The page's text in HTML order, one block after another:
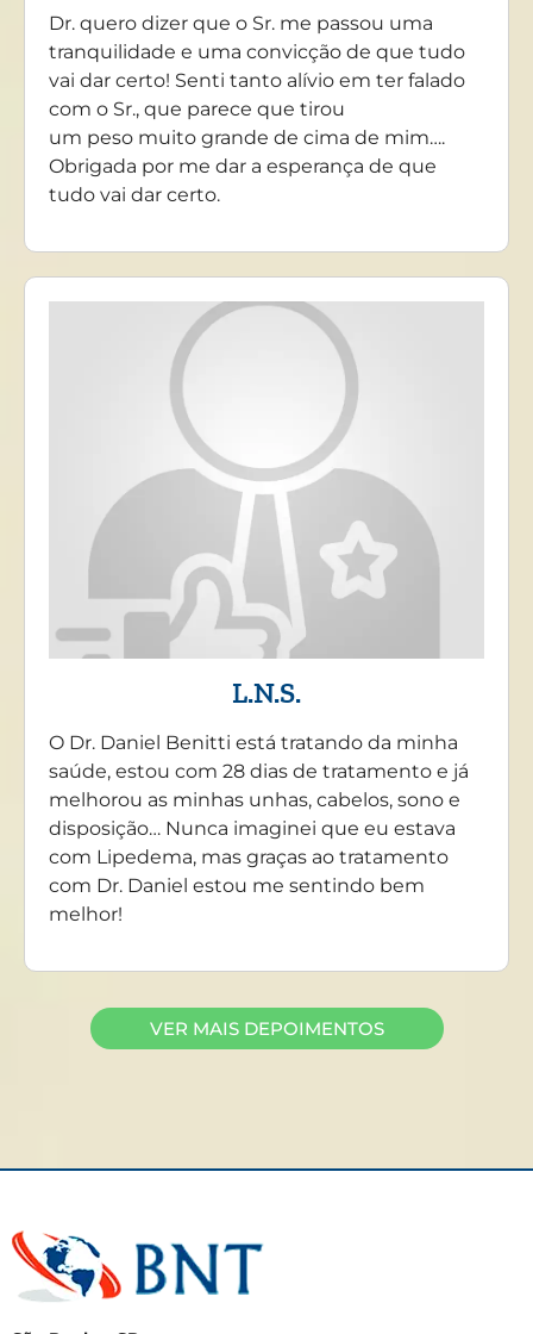
Dr. quero dizer que o Sr. me passou uma
tranquilidade e uma convicção de que tudo
vai dar certo! Senti tanto alívio em ter falado
com o Sr., que parece que tirou
um peso muito grande de cima de mim….
Obrigada por me dar a esperança de que
tudo vai dar certo.
L.N.S.
O Dr. Daniel Benitti está tratando da minha
saúde, estou com 28 dias de tratamento e já
melhorou as minhas unhas, cabelos, sono e
disposição… Nunca imaginei que eu estava
com Lipedema, mas graças ao tratamento
com Dr. Daniel estou me sentindo bem
melhor!
VER MAIS DEPOIMENTOS